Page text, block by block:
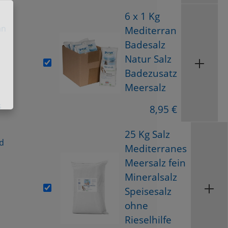
6 x 1 Kg
Mediterran
Badesalz
Natur Salz
Badezusatz
Meersalz
8,95 €
25 Kg Salz
Mediterranes
Meersalz fein
Mineralsalz
Speisesalz
ohne
Rieselhilfe